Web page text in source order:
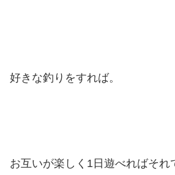
好きな釣りをすれば。
お互いが楽しく1日遊べればそれ